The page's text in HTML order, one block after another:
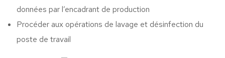
données par l’encadrant de production
Procéder aux opérations de lavage et désinfection du
poste de travail